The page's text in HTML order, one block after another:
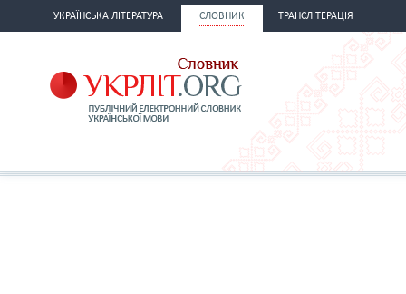
УКРАЇНСЬКА ЛІТЕРАТУРА СЛОВНИК ТРАНСЛІТЕРАЦІЯ